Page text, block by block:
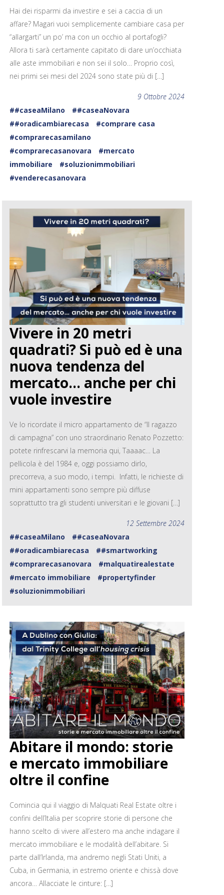
Hai dei risparmi da investire e sei a caccia di un
affare? Magari vuoi semplicemente cambiare casa per
“allargarti” un po’ ma con un occhio al portafogli?
Allora ti sarà certamente capitato di dare un’occhiata
alle aste immobiliari e non sei il solo… Proprio così,
nei primi sei mesi del 2024 sono state più di […]
9 Ottobre 2024
##caseaMilano
##caseaNovara
##oradicambiarecasa
#comprare casa
#comprarecasamilano
#comprarecasanovara
#mercato
immobiliare
#soluzionimmobiliari
#venderecasanovara
Vivere in 20 metri
quadrati? Si può ed è una
nuova tendenza del
mercato… anche per chi
vuole investire
Ve lo ricordate il micro appartamento de “Il ragazzo
di campagna” con uno straordinario Renato Pozzetto:
potete rinfrescarvi la memoria qui, Taaaac… La
pellicola è del 1984 e, oggi possiamo dirlo,
precorreva, a suo modo, i tempi. Infatti, le richieste di
mini appartamenti sono sempre più diffuse
soprattutto tra gli studenti universitari e le giovani […]
12 Settembre 2024
##caseaMilano
##caseaNovara
##oradicambiarecasa
##smartworking
#comprarecasanovara
#malquatirealestate
#mercato immobiliare
#propertyfinder
#soluzionimmobiliari
Abitare il mondo: storie
e mercato immobiliare
oltre il confine
Comincia qui il viaggio di Malquati Real Estate oltre i
confini dell’Italia per scoprire storie di persone che
hanno scelto di vivere all’estero ma anche indagare il
mercato immobiliare e le modalità dell’abitare. Si
parte dall’Irlanda, ma andremo negli Stati Uniti, a
Cuba, in Germania, in estremo oriente e chissà dove
ancora… Allacciate le cinture: […]